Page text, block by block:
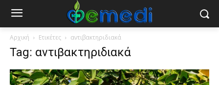
Αρχική Ετικέτες αντιβακτηριδιακά
Tag: αντιβακτηριδιακά